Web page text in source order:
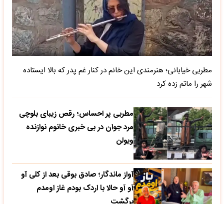
مطربی خیابانی؛ هنرمندی این خانم در کنار غم پدر که بالا ایستاده
شهر را ماتم زده کرد
مطربی پر احساس؛ رقص زیبای بلوچی
مرد جوان در بی خبری خانوم نوازنده
ویولن
آواز ماندگار؛ صادق بوقی بعد از کلی آو
آو آو حالا با اردک بودم غاز اومدم